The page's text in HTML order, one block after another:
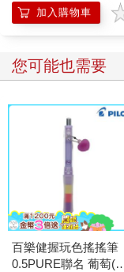
加入購物車
您可能也需要
百樂健握玩色搖搖筆
0.5PURE聯名 葡萄(